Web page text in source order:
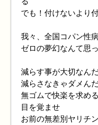
でも！付けないより
我々、全国コパン性
ゼロの夢幻なんて思
減らす事が大切なん
減らさなきゃダメん
無ゴムで快楽を求め
目を覚ませ
お前の無差別ヤリチ